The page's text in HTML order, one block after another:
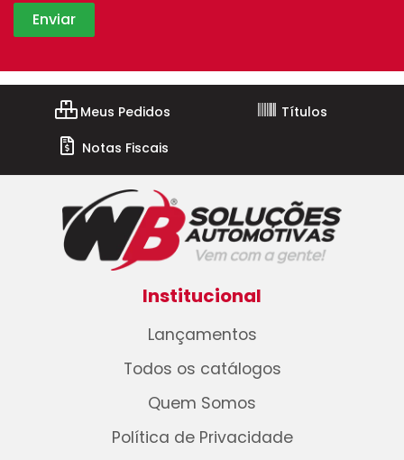
Meus Pedidos
Títulos
Notas Fiscais
Institucional
Lançamentos
Todos os catálogos
Quem Somos
Política de Privacidade